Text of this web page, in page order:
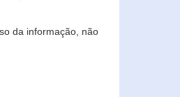
da informação, não